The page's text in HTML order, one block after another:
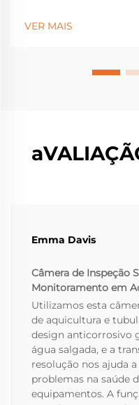
problemas estruturais
VER MAIS
Emma Davis
Câmera de Inspeção
Monitoramento em
Utilizamos esta
de aquicultura e
design anticorrosivo
água salgada, e a
resolução nos ajuda
problemas na saúde
equipamentos. A